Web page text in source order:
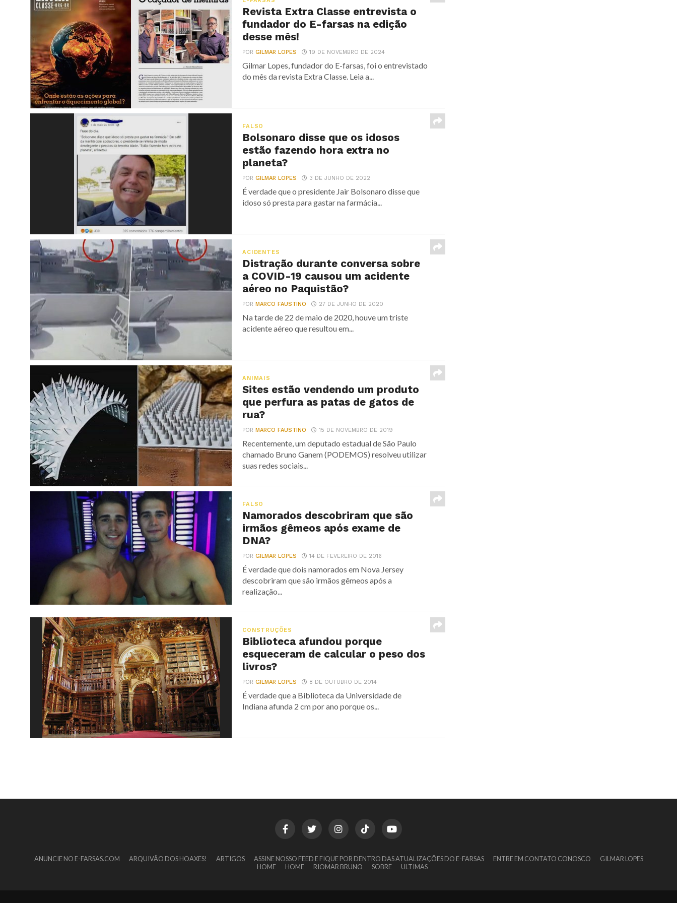
Revista Extra Classe entrevista o
fundador do E-farsas na edição
desse mês!
PORGILMAR LOPES 19 DE NOVEMBRO DE 2024
Gilmar Lopes, fundador do E-farsas, foi o entrevistado
do mês da revista Extra Classe. Leia a...
FALSO
Bolsonaro disse que os idosos
estão fazendo hora extra no
planeta?
PORGILMAR LOPES 3 DE JUNHO DE 2022
É verdade que o presidente Jair Bolsonaro disse que
idoso só presta para gastar na farmácia...
ACIDENTES
Distração durante conversa sobre
a COVID-19 causou um acidente
aéreo no Paquistão?
PORMARCO FAUSTINO 27 DE JUNHO DE 2020
Na tarde de 22 de maio de 2020, houve um triste
acidente aéreo que resultou em...
ANIMAIS
Sites estão vendendo um produto
que perfura as patas de gatos de
rua?
PORMARCO FAUSTINO 15 DE NOVEMBRO DE 2019
Recentemente, um deputado estadual de São Paulo
chamado Bruno Ganem (PODEMOS) resolveu utilizar
suas redes sociais...
FALSO
Namorados descobriram que são
irmãos gêmeos após exame de
DNA?
PORGILMAR LOPES 14 DE FEVEREIRO DE 2016
É verdade que dois namorados em Nova Jersey
descobriram que são irmãos gêmeos após a
realização...
CONSTRUÇÕES
Biblioteca afundou porque
esqueceram de calcular o peso dos
livros?
PORGILMAR LOPES 8 DE OUTUBRO DE 2014
É verdade que a Biblioteca da Universidade de
Indiana afunda 2 cm por ano porque os...
ANUNCIE NO E-FARSAS.COM ARQUIVÃO DOS HOAXES! ARTIGOS ASSINE NOSSO FEED E FIQUE POR DENTRO DAS ATUALIZAÇÕES DO E-FARSAS ENTRE EM CONTATO CONOSCO
GILMAR LOPES
HOME
HOME RIOMAR BRUNO SOBRE ULTIMAS